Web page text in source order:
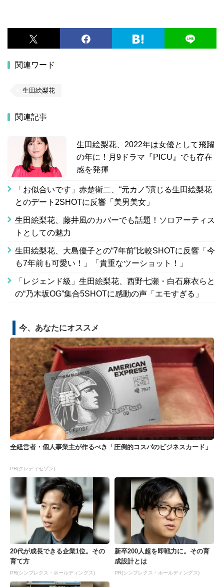
関連ワード
生田絵梨花
関連記事
生田絵梨花、2022年は女優として飛躍
の年に！月9ドラマ『PICU』でも存在
感を発揮
「お似合いです」赤楚衛二、“元カノ”演じる生田絵梨花
とのデート2SHOTに反響「美男美女」
生田絵梨花、藤井風のカバーでも話題！ソロアーティス
トとしての魅力
生田絵梨花、大島優子との“7年前”比較SHOTに反響「今
も7年前も可愛い！」「貴重なツーショット！」
「レジェンド級」生田絵梨花、西野七瀬・白石麻衣らと
の“乃木坂OG”集合5SHOTに感動の声「エモすぎる」
今、あなたにオススメ
全経営者・個人事業主が作るべき「圧倒的コスパのビジネスカード」
PR(クレディセゾン)
20代が成長できる企業1位。その
育て方
PR(シンプレクス・ホールディングス)
新卒200人超を即戦力に。その育
成設計とは
PR(シンプレクス・ホールディングス)